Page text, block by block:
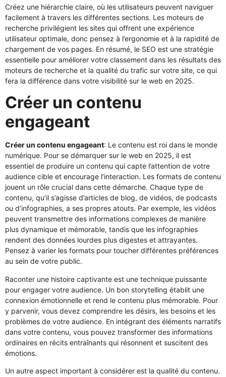
Créez une hiérarchie claire, où les utilisateurs peuvent naviguer
facilement à travers les différentes sections. Les moteurs de
recherche privilégient les sites qui offrent une expérience
utilisateur optimale, donc pensez à l’ergonomie et à la rapidité de
chargement de vos pages. En résumé, le SEO est une stratégie
essentielle pour améliorer votre classement dans les résultats des
moteurs de recherche et la qualité du trafic sur votre site, ce qui
fera la différence dans votre visibilité sur le web en 2025.
Créer un contenu
engageant
Créer un contenu engageant: Le contenu est roi dans le monde
numérique. Pour se démarquer sur le web en 2025, il est
essentiel de produire un contenu qui capte l’attention de votre
audience cible et encourage l’interaction. Les formats de contenu
jouent un rôle crucial dans cette démarche. Chaque type de
contenu, qu’il s’agisse d’articles de blog, de vidéos, de podcasts
ou d’infographies, a ses propres atouts. Par exemple, les vidéos
peuvent transmettre des informations complexes de manière
plus dynamique et mémorable, tandis que les infographies
rendent des données lourdes plus digestes et attrayantes.
Pensez à varier les formats pour toucher différentes préférences
au sein de votre public.
Raconter une histoire captivante est une technique puissante
pour engager votre audience. Un bon storytelling établit une
connexion émotionnelle et rend le contenu plus mémorable. Pour
y parvenir, vous devez comprendre les désirs, les besoins et les
problèmes de votre audience. En intégrant des éléments narratifs
dans votre contenu, vous pouvez transformer des informations
ordinaires en récits entraînants qui résonnent et suscitent des
émotions.
Un autre aspect important à considérer est la qualité du contenu.